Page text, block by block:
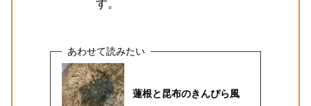
す。
蓮根と昆布のきんぴら風